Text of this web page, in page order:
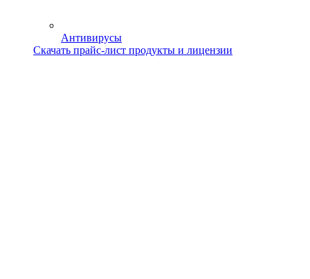
Антивирусы
Скачать прайс-лист продукты и лицензии